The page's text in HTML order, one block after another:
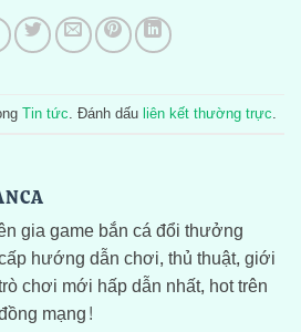
Tin tức. Đánh dấuliên kết thường trực.
gia game bắn cá đổi thưởng
hướng dẫn chơi, thủ thuật, giới
chơi mới hấp dẫn nhất, hot trên
mạng!